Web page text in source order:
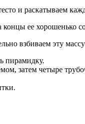
и раскатываем
концы ее
взбиваем эту
пирамидку.
затем четыре